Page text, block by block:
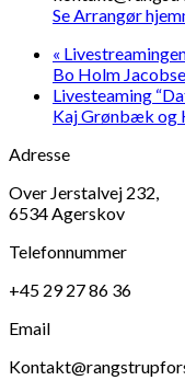
Se Arrangør
«
Bo Holm
Livesteaming
Kaj Grønbæk og
Adresse
Over Jerstalvej 232,
6534 Agerskov
Telefonnummer
+45 29 27 86 36
Email